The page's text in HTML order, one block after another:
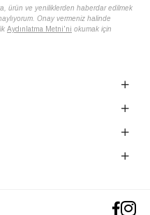
ürün ve yeniliklerden haberdar edilmek
Onay vermeniz halinde
Aydınlatma Metni'ni okumak için